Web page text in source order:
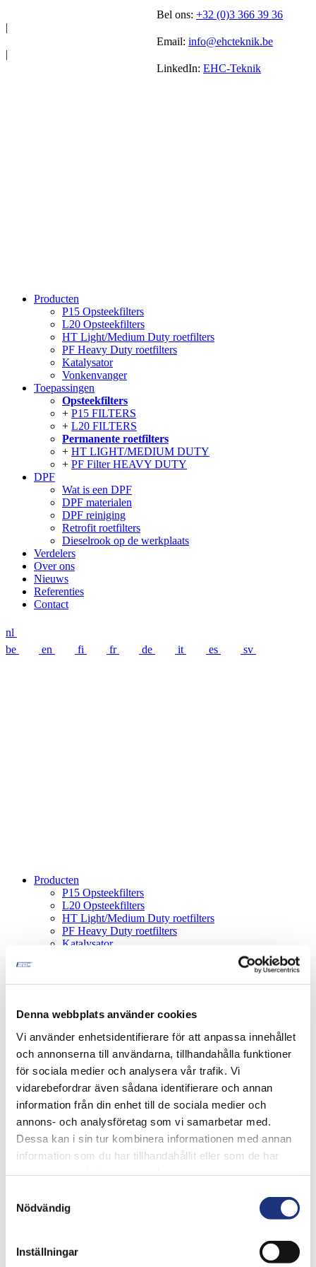
Denna webbplats använder cookies
Vi använder enhetsidentifierare för att anpassa innehållet
och annonserna till användarna, tillhandahålla funktioner
för sociala medier och analysera vår trafik. Vi
vidarebefordrar även sådana identifierare och annan
information från din enhet till de sociala medier och
annons- och analysföretag som vi samarbetar med.
Dessa kan i sin tur kombinera informationen med annan
information som du har tillhandahållit eller som de har
Nödvändig
Inställningar
Bel ons: +32 (0)3 366 39 36
|
Email: info@ehcteknik.be
|
LinkedIn: EHC-Teknik
Producten
P15 Opsteekfilters
L20 Opsteekfilters
HT Light/Medium Duty roetfilters
PF Heavy Duty roetfilters
Katalysator
Vonkenvanger
Toepassingen
Opsteekfilters
P15 FILTERS
L20 FILTERS
Permanente roetfilters
HT LIGHT/MEDIUM DUTY
PF Filter HEAVY DUTY
DPF
Wat is een DPF
DPF materialen
DPF reiniging
Retrofit roetfilters
Dieselrook op de werkplaats
Verdelers
Over ons
Nieuws
Referenties
Contact
nl
be
en fi fr de it es sv
Producten
P15 Opsteekfilters
L20 Opsteekfilters
HT Light/Medium Duty roetfilters
PF Heavy Duty roetfilters
Katalysator
Opsteekfilters
Diverse toepassingen
L20 FILTERS
Landbouwmachines
Militaire toepassingen
Vrachtwagens
Permanente roetfilters
HT LIGHT/MEDIUM DUTY
Bouwmachines
Militair materieel
Diverse toepassingen
Wat is een DPF
DPF materialen